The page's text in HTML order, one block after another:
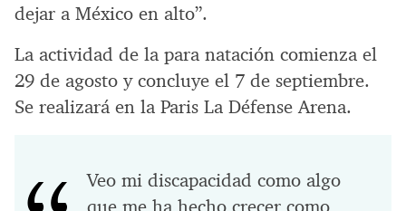
dejar a México en alto”.
La actividad de la para natación comienza el
29 de agosto y concluye el 7 de septiembre.
Se realizará en la Paris La Défense Arena.
Veo mi discapacidad como algo
que me ha hecho crecer como